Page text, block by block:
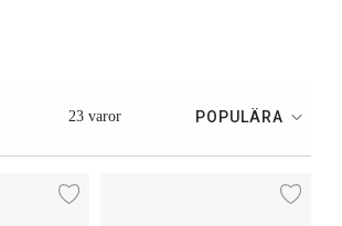
23 varor POPULÄRA
Lägg till i önskelista